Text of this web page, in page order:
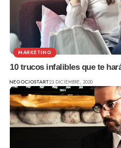
MARKETING
10 trucos infalibles que te
NEGOCIOSTART23 DICIEMBRE, 2020